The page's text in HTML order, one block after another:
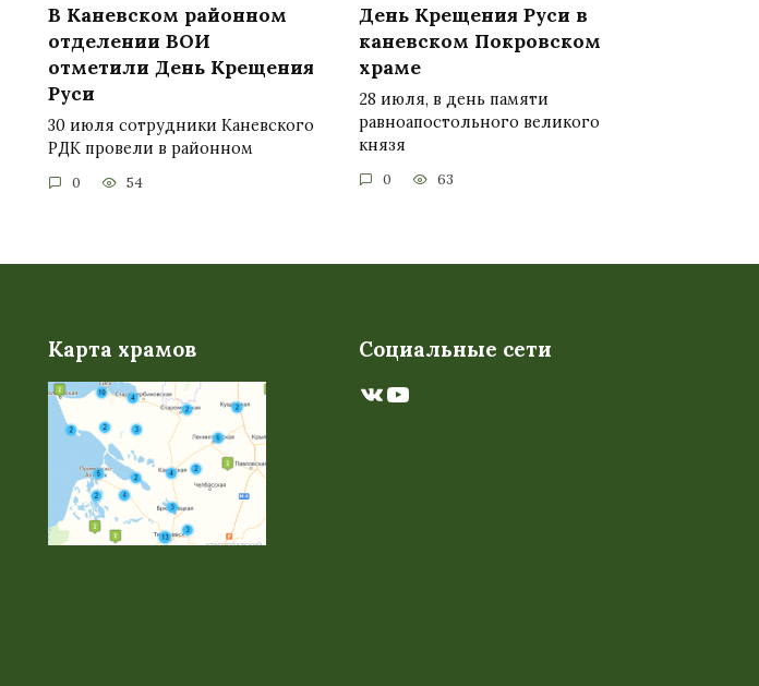
В Каневском районном
отделении ВОИ
отметили День Крещения
Руси
30 июля сотрудники Каневского
РДК провели в районном
0 54
День Крещения Руси в
каневском Покровском
храме
28 июля, в день памяти
равноапостольного великого
князя
0 63
Карта храмов Социальные сети
ВКонтакте
YouTube